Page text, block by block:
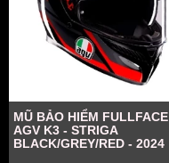
MŨ BẢO HIỂM FULLFACE
AGV K3 - STRIGA
BLACK/GREY/RED - 2024